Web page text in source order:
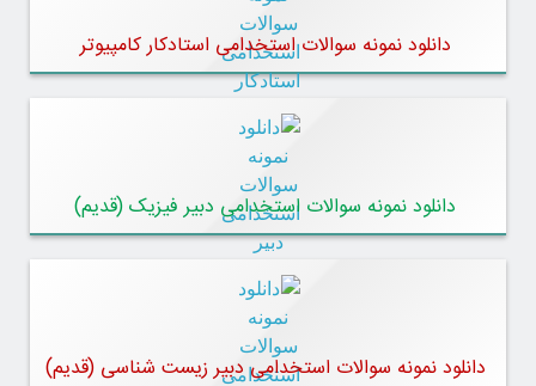
دانلود نمونه سوالات استخدامی استادکار کامپیوتر
دانلود نمونه سوالات استخدامی دبیر فیزیک (قدیم)
دانلود نمونه سوالات استخدامی دبیر زیست شناسی (قدیم)